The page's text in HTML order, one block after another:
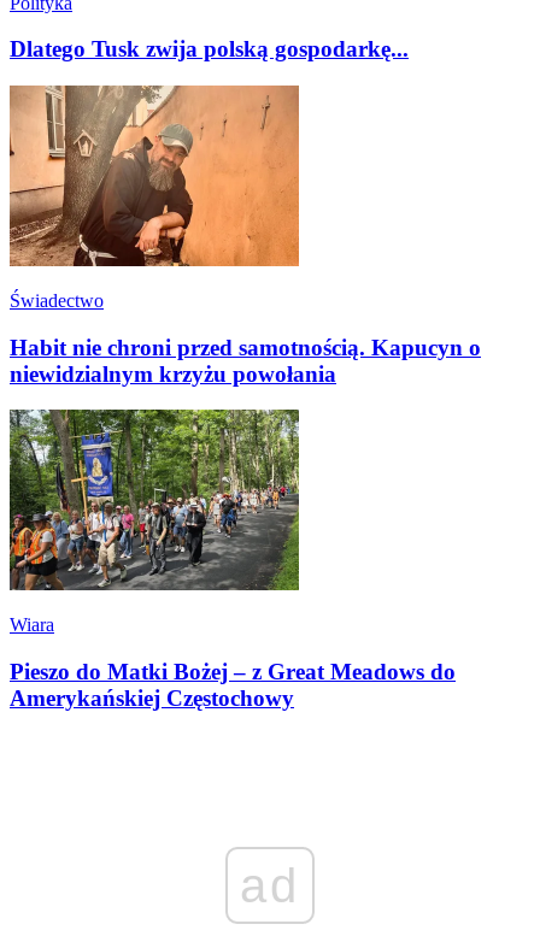
Dlatego Tusk zwija polską gospodarkę...
Świadectwo
Habit nie chroni przed samotnością. Kapucyn o
niewidzialnym krzyżu powołania
Wiara
Pieszo do Matki Bożej – z Great Meadows do
Amerykańskiej Częstochowy
ad